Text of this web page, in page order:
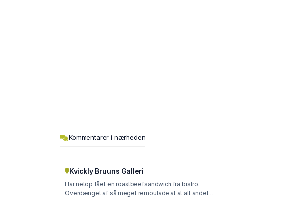
Kommentarer i nærheden
Kvickly Bruuns Galleri
Har netop fået en roastbeefsandwich fra bistro.
Overdænget af så meget remoulade at at alt andet ...